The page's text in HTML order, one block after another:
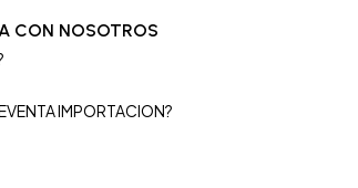
CON NOSOTROS
IMPORTACION?